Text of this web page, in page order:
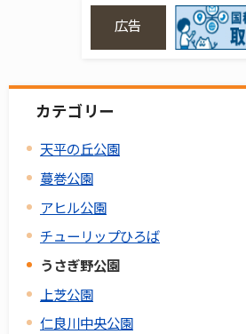
広告
カテゴリー
天平の丘公園
蔓巻公園
アヒル公園
チューリップひろば
うさぎ野公園
上芝公園
仁良川中央公園